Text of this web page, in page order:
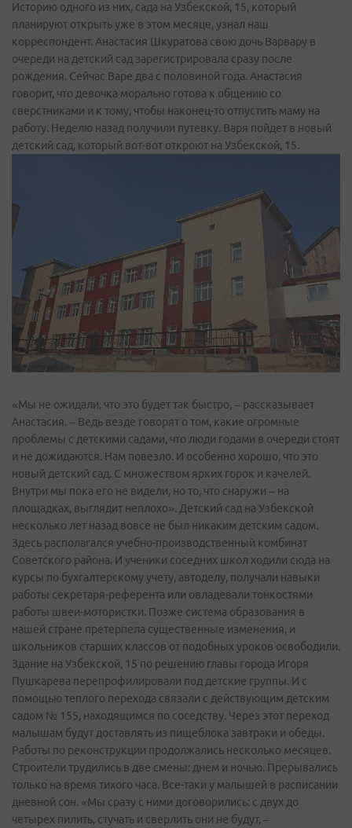
Историю одного из них, сада на Узбекской, 15, который
планируют открыть уже в этом месяце, узнал наш
корреспондент. Анастасия Шкуратова свою дочь Варвару в
очереди на детский сад зарегистрировала сразу после
рождения. Сейчас Варе два с половиной года. Анастасия
говорит, что девочка морально готова к общению со
сверстниками и к тому, чтобы наконец-то отпустить маму на
работу. Неделю назад получили путевку. Варя пойдет в новый
детский сад, который вот-вот откроют на Узбекской, 15.
«Мы не ожидали, что это будет так быстро, – рассказывает
Анастасия. – Ведь везде говорят о том, какие огромные
проблемы с детскими садами, что люди годами в очереди стоят
и не дожидаются. Нам повезло. И особенно хорошо, что это
новый детский сад. С множеством ярких горок и качелей.
Внутри мы пока его не видели, но то, что снаружи – на
площадках, выглядит неплохо». Детский сад на Узбекской
несколько лет назад вовсе не был никаким детским садом.
Здесь располагался учебно-производственный комбинат
Советского района. И ученики соседних школ ходили сюда на
курсы по бухгалтерскому учету, автоделу, получали навыки
работы секретаря-референта или овладевали тонкостями
работы швеи-мотористки. Позже система образования в
нашей стране претерпела существенные изменения, и
школьников старших классов от подобных уроков освободили.
Здание на Узбекской, 15 по решению главы города Игоря
Пушкарева перепрофилировали под детские группы. И с
помощью теплого перехода связали с действующим детским
садом № 155, находящимся по соседству. Через этот переход
малышам будут доставлять из пищеблока завтраки и обеды.
Работы по реконструкции продолжались несколько месяцев.
Строители трудились в две смены: днем и ночью. Прерывались
только на время тихого часа. Все-таки у малышей в расписании
дневной сон. «Мы сразу с ними договорились: с двух до
четырех пилить, стучать и сверлить они не будут, –